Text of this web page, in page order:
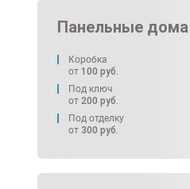
Панельные дома
Коробка
от 100 руб.
Под ключ
от 200 руб.
Под отделку
от 300 руб.